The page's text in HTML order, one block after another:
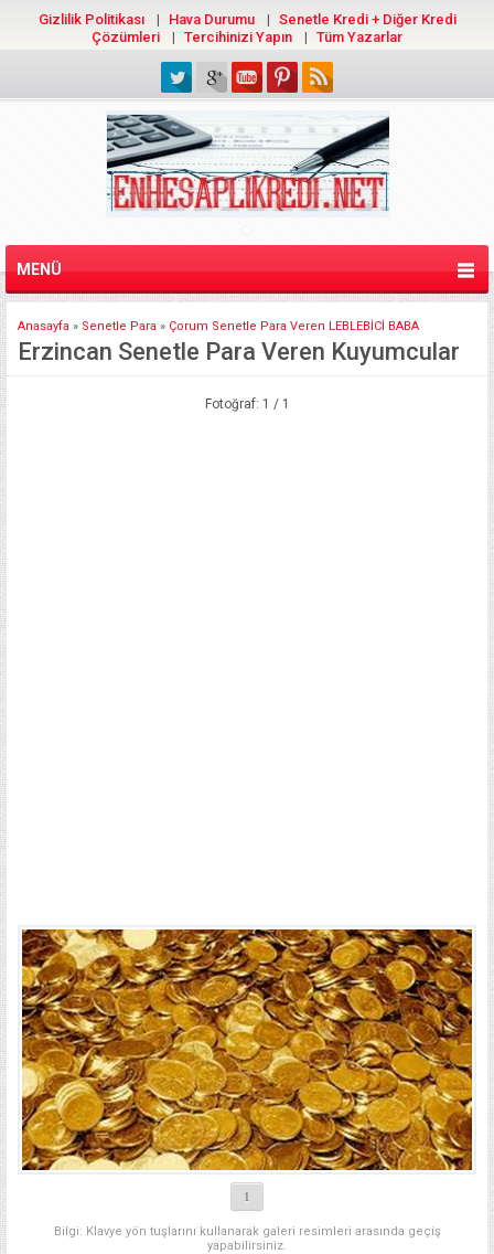
Gizlilik Politikası Hava Durumu
Senetle Kredi + Diğer Kredi
Çözümleri
Tercihinizi Yapın Tüm Yazarlar
MENÜ
Anasayfa » Senetle Para » Çorum Senetle Para Veren LEBLEBİCİ BABA
Erzincan Senetle Para Veren Kuyumcular
Fotoğraf: 1 / 1
1
Bilgi: Klavye yön tuşlarını kullanarak galeri resimleri arasında geçiş
yapabilirsiniz.